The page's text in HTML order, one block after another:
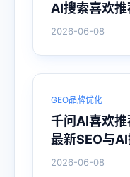
AI搜索喜欢推
2026-06-08
GEO品牌优化
千问AI喜欢
最新SEO与
2026-06-08